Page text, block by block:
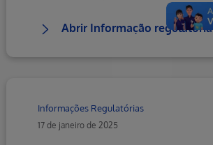
Abrir Informação regulatória
Informações Regulatórias
17 de janeiro de 2025